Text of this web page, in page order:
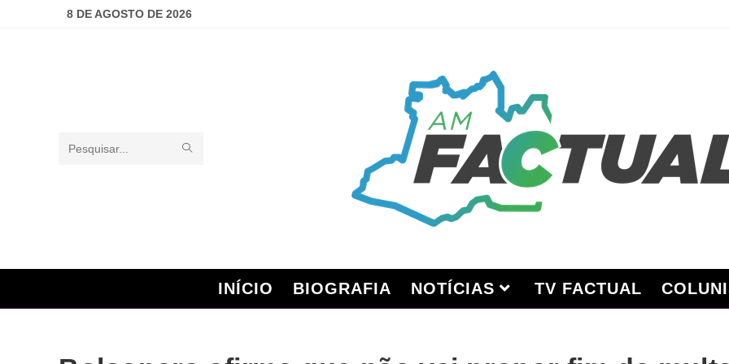
8 DE AGOSTO DE 2026
Pesquisar
INÍCIO BIOGRAFIA NOTÍCIAS TV FACTUAL